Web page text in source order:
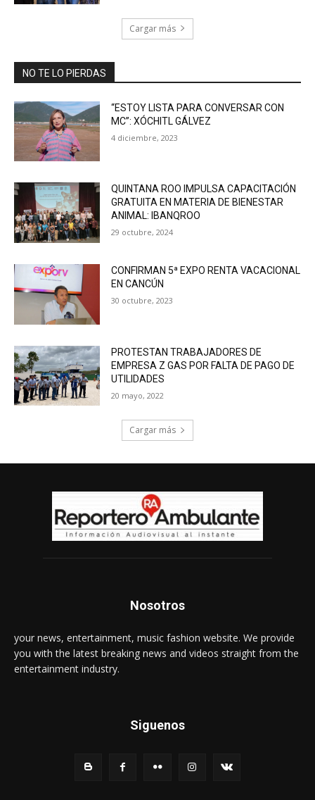
Cargar más
NO TE LO PIERDAS
“ESTOY LISTA PARA CONVERSAR CON
MC”: XÓCHITL GÁLVEZ
4 diciembre, 2023
QUINTANA ROO IMPULSA CAPACITACIÓN
GRATUITA EN MATERIA DE BIENESTAR
ANIMAL: IBANQROO
29 octubre, 2024
CONFIRMAN 5ª EXPO RENTA VACACIONAL
EN CANCÚN
30 octubre, 2023
PROTESTAN TRABAJADORES DE
EMPRESA Z GAS POR FALTA DE PAGO DE
UTILIDADES
20 mayo, 2022
Cargar más
Nosotros
your news, entertainment, music fashion website. We provide
you with the latest breaking news and videos straight from the
entertainment industry.
Siguenos